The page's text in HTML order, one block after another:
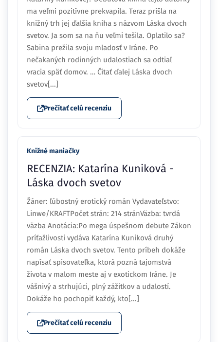
ma veľmi pozitívne prekvapila. Teraz prišla na
knižný trh jej ďalšia kniha s názvom Láska dvoch
svetov. Ja som sa na ňu veľmi tešila. Oplatilo sa?
Sabina prežila svoju mladosť v Iráne. Po
nečakaných rodinných udalostiach sa odtiaľ
vracia späť domov. … Čítať ďalej Láska dvoch
svetov[...]
Prečítať celú recenziu
Knižné maniačky
RECENZIA: Katarína Kuniková -
Láska dvoch svetov
Žáner: ľúbostný erotický román Vydavateľstvo:
Linwe/KRAFTPočet strán: 214 stránVäzba: tvrdá
väzba Anotácia:Po mega úspešnom debute Zákon
príťažlivosti vydáva Katarína Kuniková druhý
román Láska dvoch svetov. Tento príbeh dokáže
napísať spisovateľka, ktorá pozná tajomstvá
života v malom meste aj v exotickom Iráne. Je
vášnivý a strhujúci, plný zážitkov a udalostí.
Dokáže ho pochopiť každý, kto[...]
Prečítať celú recenziu